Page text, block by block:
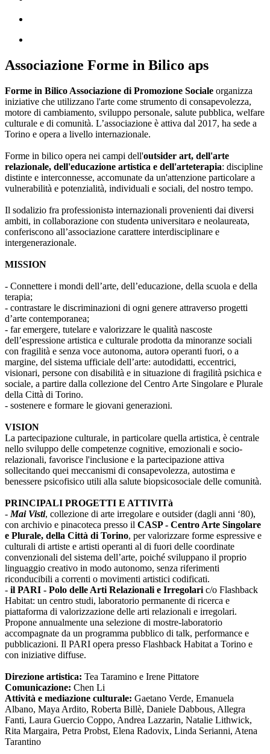
Associazione Forme in Bilico aps
Forme in Bilico Associazione di Promozione Sociale organizza
iniziative che utilizzano l'arte come strumento di consapevolezza,
motore di cambiamento, sviluppo personale, salute pubblica, welfare
culturale e di comunità. L’associazione è attiva dal 2017, ha sede a
Torino e opera a livello internazionale.
Forme in bilico opera nei campi dell'outsider art, dell'arte
relazionale, dell'educazione artistica e dell'arteterapia: discipline
distinte e interconnesse, accomunate da un'attenzione particolare a
vulnerabilità e potenzialità, individuali e sociali, del nostro tempo.
Il sodalizio fra professionistə internazionali provenienti dai diversi
ambiti, in collaborazione con studentə universitarə e neolaureatə,
conferiscono all’associazione carattere interdisciplinare e
intergenerazionale.
MISSION
- Connettere i mondi dell’arte, dell’educazione, della scuola e della
terapia;
- contrastare le discriminazioni di ogni genere attraverso progetti
d’arte contemporanea;
- far emergere, tutelare e valorizzare le qualità nascoste
dell’espressione artistica e culturale prodotta da minoranze sociali
con fragilità e senza voce autonoma, autorə operanti fuori, o a
margine, del sistema ufficiale dell’arte: autodidatti, eccentrici,
visionari, persone con disabilità e in situazione di fragilità psichica e
sociale, a partire dalla collezione del Centro Arte Singolare e Plurale
della Città di Torino.
- sostenere e formare le giovani generazioni.
VISION
La partecipazione culturale, in particolare quella artistica, è centrale
nello sviluppo delle competenze cognitive, emozionali e socio-
relazionali, favorisce l'inclusione e la partecipazione attiva
sollecitando quei meccanismi di consapevolezza, autostima e
benessere psicofisico utili alla salute biopsicosociale delle comunità.
PRINCIPALI PROGETTI E ATTIVITà
- Mai Visti, collezione di arte irregolare e outsider (dagli anni ‘80),
con archivio e pinacoteca presso il CASP - Centro Arte Singolare
e Plurale, della Città di Torino, per valorizzare forme espressive e
culturali di artiste e artisti operanti al di fuori delle coordinate
convenzionali del sistema dell’arte, poiché sviluppano il proprio
linguaggio creativo in modo autonomo, senza riferimenti
riconducibili a correnti o movimenti artistici codificati.
- il PARI - Polo delle Arti Relazionali e Irregolari c/o Flashback
Habitat: un centro studi, laboratorio permanente di ricerca e
piattaforma di valorizzazione delle arti relazionali e irregolari.
Propone annualmente una selezione di mostre-laboratorio
accompagnate da un programma pubblico di talk, performance e
pubblicazioni. Il PARI opera presso Flashback Habitat a Torino e
con iniziative diffuse.
Direzione artistica: Tea Taramino e Irene Pittatore
Comunicazione: Chen Li
Attività e mediazione culturale: Gaetano Verde, Emanuela
Albano, Maya Ardito, Roberta Billè, Daniele Dabbous, Allegra
Fanti, Laura Guercio Coppo, Andrea Lazzarin, Natalie Lithwick,
Rita Margaira, Petra Probst, Elena Radovix, Linda Serianni, Atena
Tarantino